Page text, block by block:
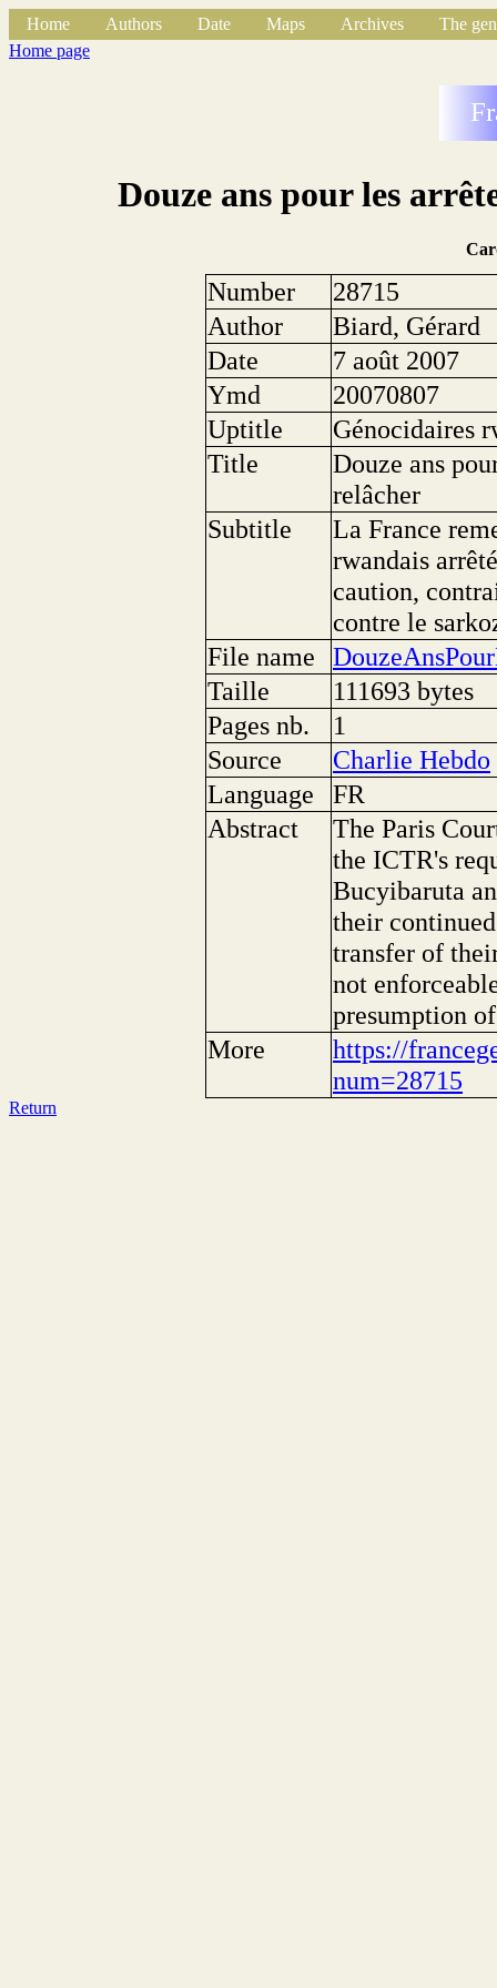
Home Authors Date Maps Archives
The
Home page
Douze ans pour les
Number
28715
Author
Biard, Gérard
Date
7 août 2007
Ymd
20070807
Uptitle
Génocidaires
Title
Douze ans
relâcher
Subtitle
La France
rwandais
caution,
contre le
File name
Taille
111693 bytes
Pages nb.
1
Source
Charlie Hebdo
Language
FR
Abstract
The Paris
the ICTR's
Bucyibaruta
their
transfer of
not
presumption
More
https://
num=28715
Return